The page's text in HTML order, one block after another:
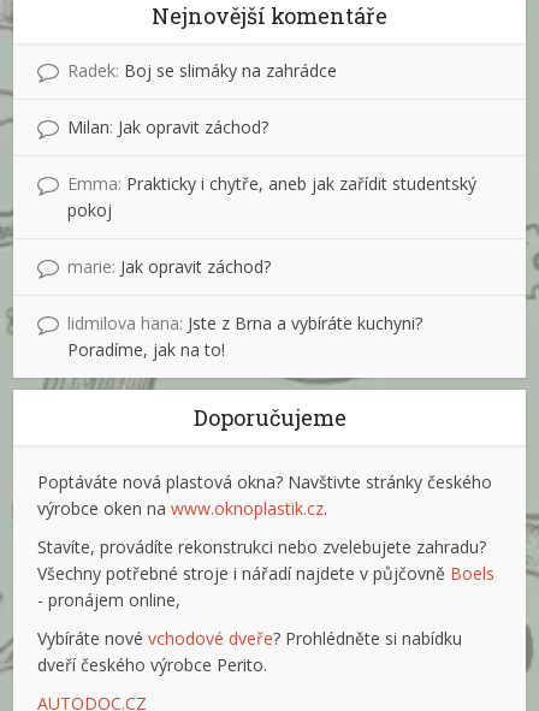
Nejnovější komentáře
Radek: Boj se slimáky na zahrádce
Milan: Jak opravit záchod?
Emma: Prakticky i chytře, aneb jak zařídit studentský
pokoj
marie: Jak opravit záchod?
lidmilova hana: Jste z Brna a vybíráte kuchyni?
Poradíme, jak na to!
Doporučujeme
Poptáváte nová plastová okna? Navštivte stránky českého
výrobce oken nawww.oknoplastik.cz.
Stavíte, provádíte rekonstrukci nebo zvelebujete zahradu?
Všechny potřebné stroje i nářadí najdete v půjčovně Boels
- pronájem online,
Vybíráte novévchodové dveře? Prohlédněte si nabídku
dveří českého výrobce Perito.
AUTODOC.CZ